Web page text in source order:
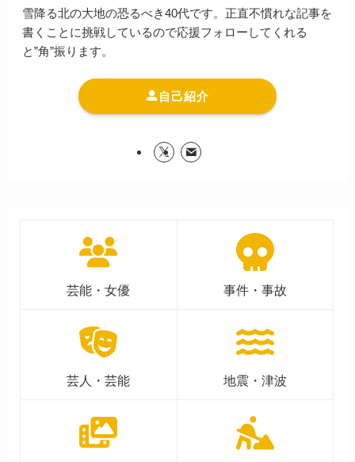
雪降る北の大地の恐るべき40代です。正直不慣れな記事を
書くことに挑戦しているので応援フォローしてくれる
と”角”振ります。
自己紹介
芸能・女優 事件・事故
芸人・芸能 地震・津波